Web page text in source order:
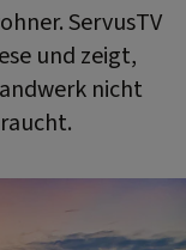
ServusTV
und zeigt,
nicht